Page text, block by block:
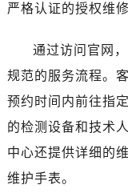
严格认证的授权维
通过访问官网
规范的服务流程。
预约时间内前往指
的检测设备和技术
中心还提供详细的
维护手表。